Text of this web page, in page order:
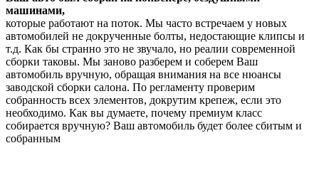
машинами,
которые работают на поток. Мы часто встречаем у новых
автомобилей не докрученные болты, недостающие клипсы и
т.д. Как бы странно это не звучало, но реалии современной
сборки таковы. Мы заново разберем и соберем Ваш
автомобиль вручную, обращая внимания на все нюансы
заводской сборки салона. По регламенту проверим
собранность всех элементов, докрутим крепеж, если это
необходимо. Как вы думаете, почему премиум класс
собирается вручную? Ваш автомобиль будет более сбитым и
собранным